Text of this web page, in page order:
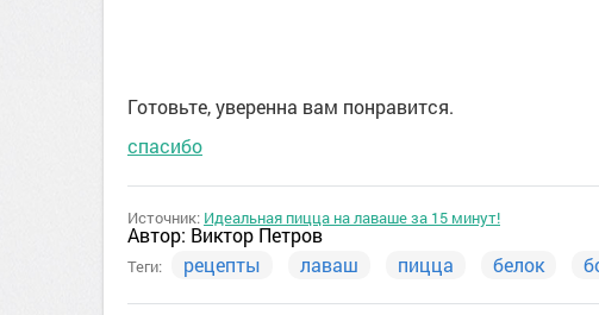
Готовьте, уверенна вам понравится.
спасибо
Источник: Идеальная пицца на лаваше за 15 минут!
Автор: Виктор Петров
Теги: рецепты лаваш пицца белок